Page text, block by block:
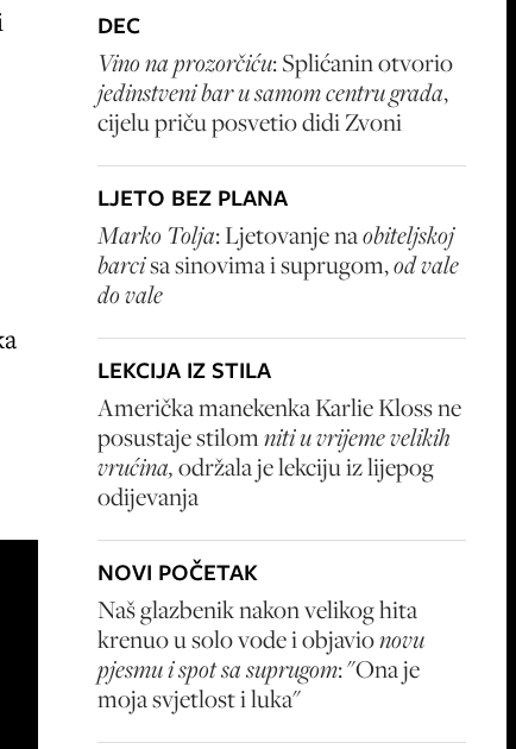
DEC
Vino na prozorčiću: Splićanin otvorio
jedinstveni bar u samom centru grada,
cijelu priču posvetio didi Zvoni
LJETO BEZ PLANA
Marko Tolja: Ljetovanje naobiteljskoj
barcisa sinovima i suprugom,od vale
do vale
LEKCIJA IZ STILA
Američka manekenka Karlie Kloss ne
posustaje stilomniti u vrijeme velikih
vrućina,održala je lekciju iz lijepog
odijevanja
NOVI POČETAK
Naš glazbenik nakon velikog hita
krenuo u solo vode i objavionovu
pjesmu i spot sa suprugom: "Ona je
moja svjetlost i luka"